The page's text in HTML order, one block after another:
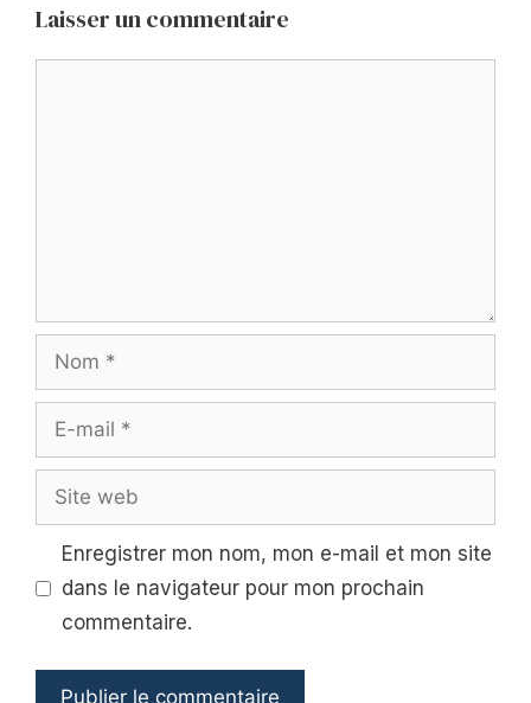
Laisser un commentaire
Nom
mail
Site
web
Enregistrer mon nom, mon e-mail et mon site
dans le navigateur pour mon prochain
commentaire.